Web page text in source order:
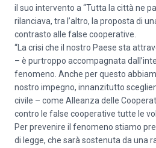
il suo intervento a “Tutta la città ne
rilanciava, tra l’altro, la proposta di
contrasto alle false cooperative.
“La crisi che il nostro Paese sta
– è purtroppo accompagnata
fenomeno. Anche per questo
nostro impegno, innanzitutto
civile – come Alleanza delle
contro le false cooperative tutte le
Per prevenire il fenomeno stiamo
di legge, che sarà sostenuta da una